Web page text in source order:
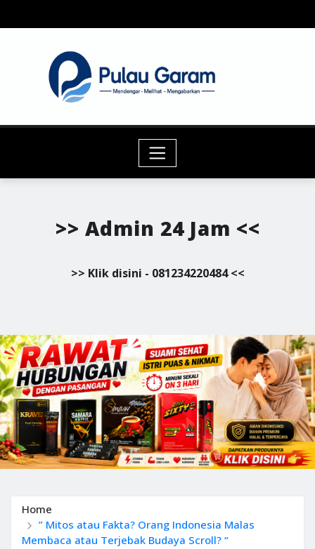
to
>> Admin 24 Jam <<
>> Klik disini - 081234220484 <<
Home
” Mitos atau Fakta? Orang Indonesia Malas
Membaca atau Terjebak Budaya Scroll? “